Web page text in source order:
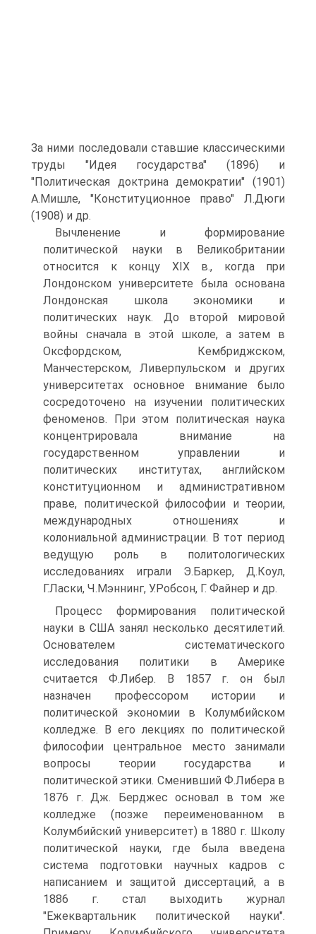
За ними последовали ставшие классическими
труды "Идея государства" (1896) и
"Политическая доктрина демократии" (1901)
А.Мишле, "Конституционное право" Л.Дюги
(1908) и др.
Вычленение и формирование
политической науки в Великобритании
относится к концу XIX в., когда при
Лондонском университете была основана
Лондонская школа экономики и
политических наук. До второй мировой
войны сначала в этой школе, а затем в
Оксфордском, Кембриджском,
Манчестерском, Ливерпульском и других
университетах основное внимание было
сосредоточено на изучении политических
феноменов. При этом политическая наука
концентрировала внимание на
государственном управлении и
политических институтах, английском
конституционном и административном
праве, политической философии и теории,
международных отношениях и
колониальной администрации. В тот период
ведущую роль в политологических
исследованиях играли Э.Баркер, Д.Коул,
Г.Ласки, Ч.Мэннинг, У.Робсон, Г. Файнер и др.
Процесс формирования политической
науки в США занял несколько десятилетий.
Основателем систематического
исследования политики в Америке
считается Ф.Либер. В 1857 г. он был
назначен профессором истории и
политической экономии в Колумбийском
колледже. В его лекциях по политической
философии центральное место занимали
вопросы теории государства и
политической этики. Сменивший Ф.Либера в
1876 г. Дж. Берджес основал в том же
колледже (позже переименованном в
Колумбийский университет) в 1880 г. Школу
политической науки, где была введена
система подготовки научных кадров с
написанием и защитой диссертаций, а в
1886 г. стал выходить журнал
"Ежеквартальник политической науки".